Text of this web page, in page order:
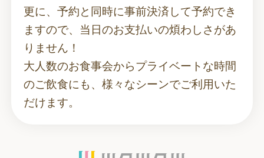
更に、予約と同時に事前決済して予約でき
ますので、当日のお支払いの煩わしさがあ
りません！
大人数のお食事会からプライベートな時間
のご飲食にも、様々なシーンでご利用いた
だけます。